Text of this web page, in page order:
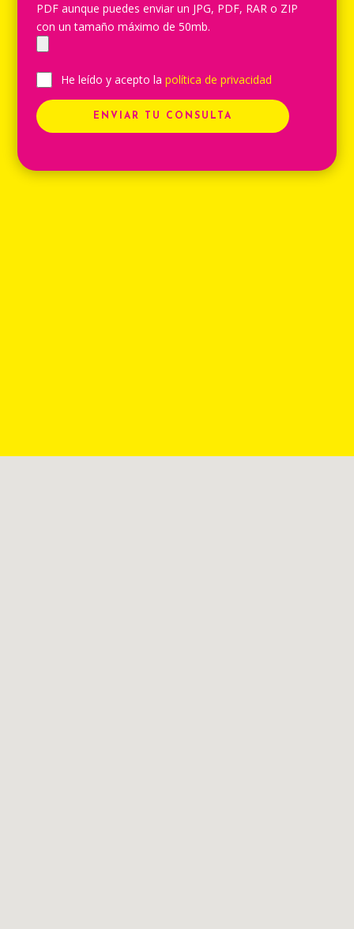
PDF aunque puedes enviar un JPG, PDF, RAR o ZIP
con un tamaño máximo de 50mb.
He leído y acepto lapolítica de privacidad